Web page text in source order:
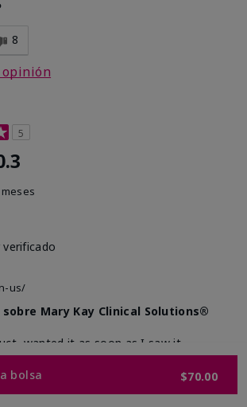
bolsa $70.00
8
5
meses
us/
Mary Kay Clinical Solutions®
wanted it as soon as I saw it.
recomendaría a un amigo